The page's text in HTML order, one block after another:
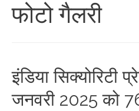
फोटो गैलरी
इंडिया सिक्योरिटी
जनवरी 2025 को